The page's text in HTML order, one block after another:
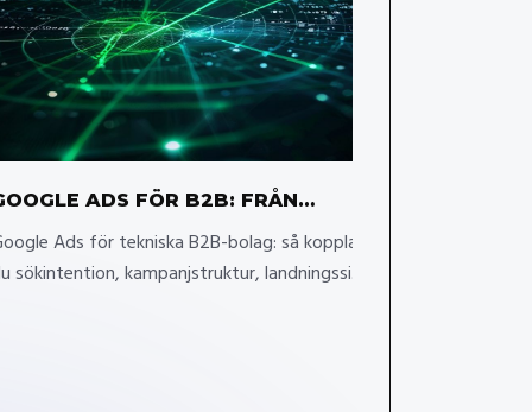
ADS FÖR B2B: FRÅN
TILL KVALIFICERAT LEAD
Ads för tekniska B2B-bolag: så kopplar
sökintention, kampanjstruktur, landningssida